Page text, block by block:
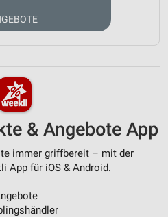
& Angebote App
immer griffbereit – mit der
App für iOS & Android.